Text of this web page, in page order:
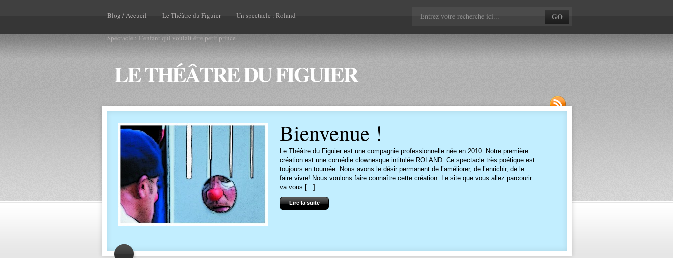
Blog / Accueil Le Théâtre du Figuier Un spectacle : Roland
Spectacle : L’enfant qui voulait être petit prince
LE THÉÂTRE DU FIGUIER
Bienvenue !
Le Théâtre du Figuier est une compagnie professionnelle née en 2010. Notre première
création est une comédie clownesque intitulée ROLAND. Ce spectacle très poétique est
toujours en tournée. Nous avons le désir permanent de l’améliorer, de l’enrichir, de le
faire vivre! Nous voulons faire connaître cette création. Le site que vous allez parcourir
va vous […]
Lire la suite